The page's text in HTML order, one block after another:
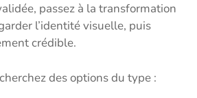
passez à la transformation
l’identité visuelle, puis
crédible.
des options du type :